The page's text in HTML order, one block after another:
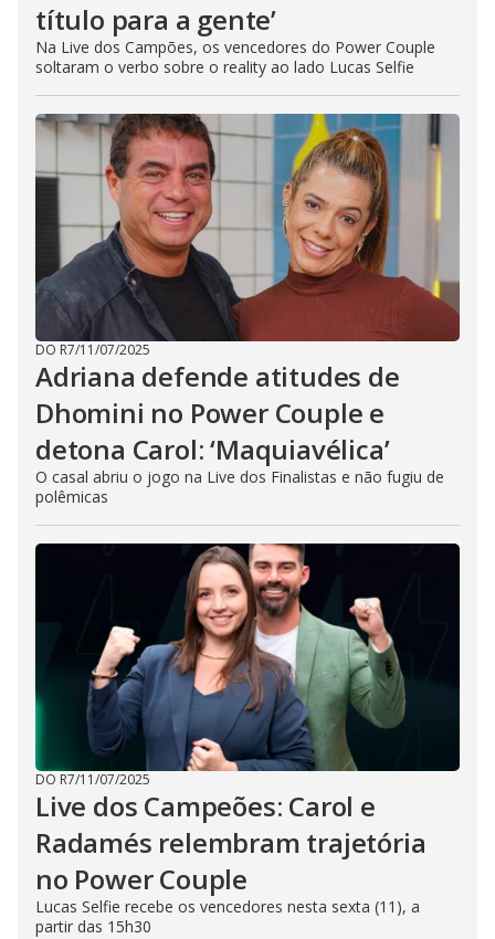
título para a gente’
Na Live dos Campões, os vencedores do Power Couple
soltaram o verbo sobre o reality ao lado Lucas Selfie
DO R7/11/07/2025
Adriana defende atitudes de
Dhomini no Power Couple e
detona Carol: ‘Maquiavélica’
O casal abriu o jogo na Live dos Finalistas e não fugiu de
polêmicas
DO R7/11/07/2025
Live dos Campeões: Carol e
Radamés relembram trajetória
no Power Couple
Lucas Selfie recebe os vencedores nesta sexta (11), a
partir das 15h30